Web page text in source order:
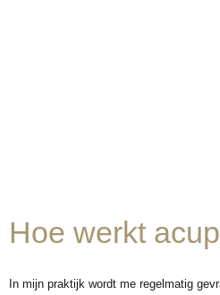
Hoe werkt
In mijn praktijk wordt me regelmatig